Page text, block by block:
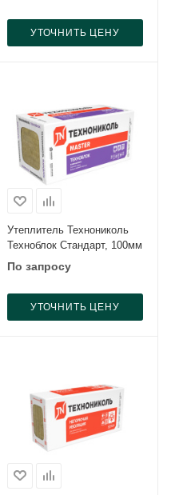
УТОЧНИТЬ ЦЕНУ
Утеплитель Технониколь
Техноблок Стандарт, 100мм
По запросу
УТОЧНИТЬ ЦЕНУ